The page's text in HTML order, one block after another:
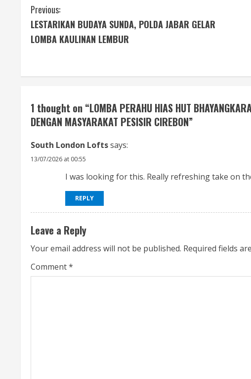
C
o
t
n
u
e
a
d
i
n
Previous:
LESTARIKAN BUDAYA SUNDA, POLDA JABAR GELAR
LOMBA KAULINAN LEMBUR
1 thought on “LOMBA PERAHU HIAS HUT
DENGAN MASYARAKAT PESISIR CIREBON”
South London Loftssays:
13/07/2026 at 00:55
I was looking for this. Really refreshing take on
REPLY
Leave a Reply
Your email address will not be published. Required fields
Comment*